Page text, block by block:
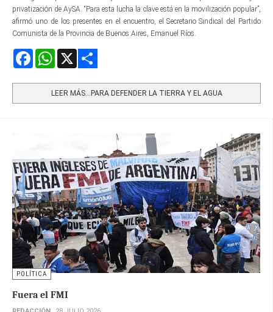
privatización de AySA. “Para esta lucha la clave está en la movilización popular”,
afirmó uno de los presentes en el encuentro, el Secretario Sindical del Partido
Comunista de la Provincia de Buenos Aires, Emanuel Ríos.
FacebookWhatsApp
LEER MÁS…PARA DEFENDER LA TIERRA Y EL AGUA
POLÍTICA
Fuera el FMI